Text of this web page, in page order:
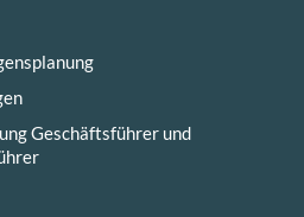
Geschäftsführer und